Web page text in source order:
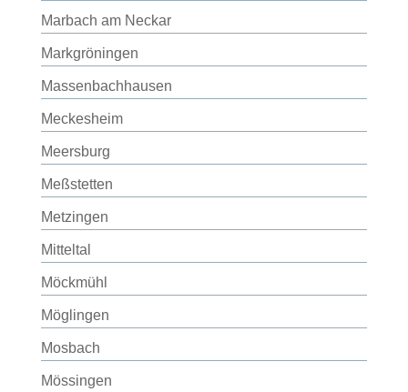
Marbach am Neckar
Markgröningen
Massenbachhausen
Meckesheim
Meersburg
Meßstetten
Metzingen
Mitteltal
Möckmühl
Möglingen
Mosbach
Mössingen